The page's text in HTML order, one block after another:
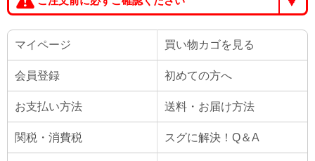
マイページ 買い物カゴを見る
会員登録 初めての方へ
お支払い方法 送料・お届け方法
関税・消費税 スグに解決！Q＆A